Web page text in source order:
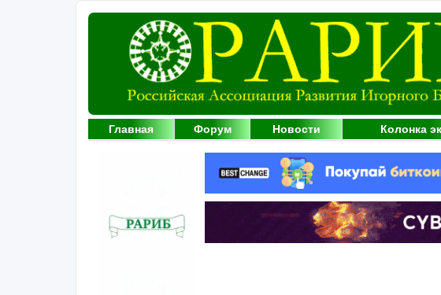
Главная Форум Новости Колонка